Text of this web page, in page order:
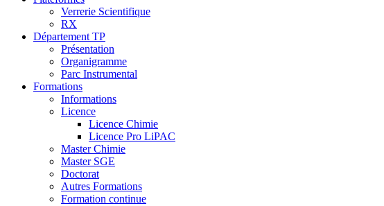
Verrerie Scientifique
RX
Département TP
Présentation
Organigramme
Parc Instrumental
Formations
Informations
Licence
Licence Chimie
Licence Pro LiPAC
Master Chimie
Master SGE
Doctorat
Autres Formations
Formation continue